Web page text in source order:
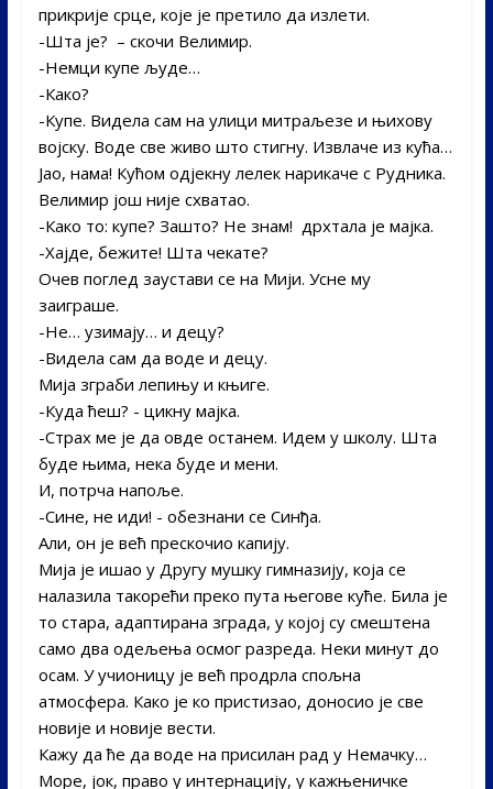
прикрије срце, које је претило да излети.
-Шта је? ­ – скочи Велимир.­
-Немци купе људе…­
-Како?­
-Купе. Видела сам на улици митраљезе и њихову
војску. Воде све живо што стигну. Извлаче из кућа…
Јао, нама! Кућом одјекну лелек нарикаче с Рудника.
Велимир још није схватао.­
-Како то: купе? Зашто?­ Не знам! ­ дрхтала је мајка. ­
-Хајде, бежите! Шта чекате?
Очев поглед заустави се на Мији. Усне му
заиграше.­
-Не… узимају… и децу?­
-Видела сам да воде и децу.
Мија зграби лепињу и књиге.­
-Куда ћеш? -­ цикну мајка.­
-Страх ме је да овде останем. Идем у школу. Шта
буде њима, нека буде и мени.
И, потрча напоље.­
-Сине, не иди! -­ обезнани се Синђа.
Али, он је већ прескочио капију.
Мија је ишао у Другу мушку гимназију, која се
налазила такорећи преко пута његове куће. Била је
то стара, адаптирана зграда, у којој су смештена
само два одељења осмог разреда. Неки минут до
осам. У учионицу је већ продрла спољна
атмосфера. Како је ко пристизао, доносио је све
новије и новије вести.
Кажу да ће да воде на присилан рад у Немачку…­
Море, јок, право у интернацију, у кажњеничке